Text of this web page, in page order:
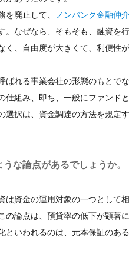
廃止して、
ノンバンク金融仲介
。なぜなら、そもそも、融資を
く、自由度が大きくて、利便性
れる事業会社の形態のもとで
仕組み、即ち、一般にファンド
選択は、資金調達の方法を規定
な論点があるでしょうか。
資金の運用対象の一つとして
論点は、預貸率の低下が顕著に
いわれるのは、元本保証のあ